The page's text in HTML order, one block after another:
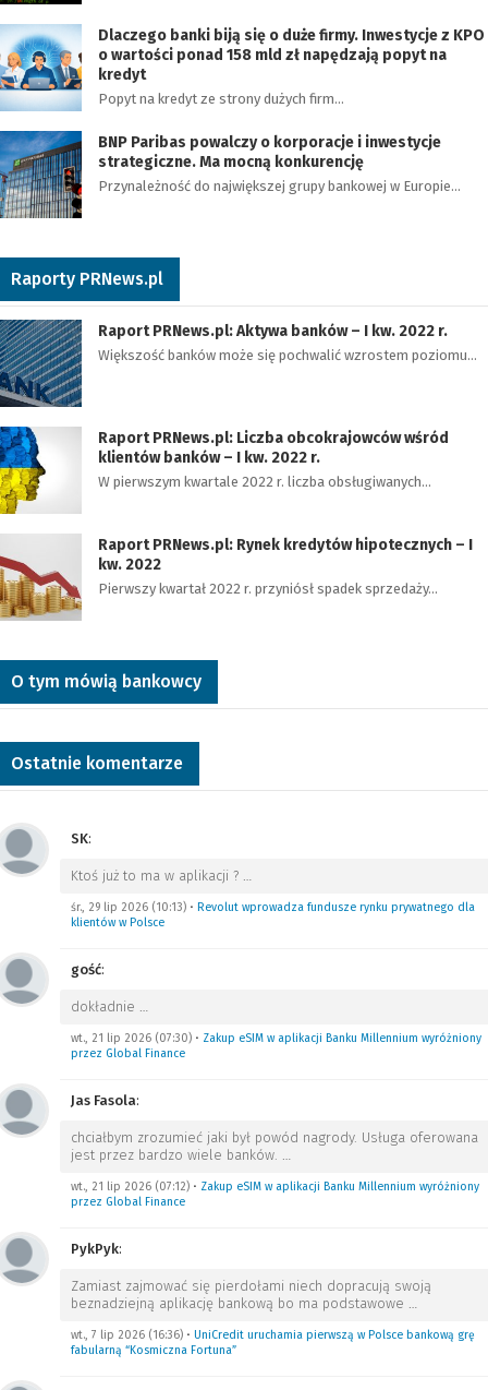
Dlaczego banki biją się o duże firmy. Inwestycje z KPO
o wartości ponad 158 mld zł napędzają popyt na
kredyt
Popyt na kredyt ze strony dużych firm…
BNP Paribas powalczy o korporacje i inwestycje
strategiczne. Ma mocną konkurencję
Przynależność do największej grupy bankowej w Europie…
Raporty PRNews.pl
Raport PRNews.pl: Aktywa banków – I kw. 2022 r.
Większość banków może się pochwalić wzrostem poziomu…
Raport PRNews.pl: Liczba obcokrajowców wśród
klientów banków – I kw. 2022 r.
W pierwszym kwartale 2022 r. liczba obsługiwanych…
Raport PRNews.pl: Rynek kredytów hipotecznych – I
kw. 2022
Pierwszy kwartał 2022 r. przyniósł spadek sprzedaży…
O tym mówią bankowcy
Ostatnie komentarze
SK:
Ktoś już to ma w aplikacji ? …
śr., 29 lip 2026 (10:13) • Revolut wprowadza fundusze rynku prywatnego dla
klientów w Polsce
gość:
dokładnie …
wt., 21 lip 2026 (07:30) • Zakup eSIM w aplikacji Banku Millennium wyróżniony
przez Global Finance
Jas Fasola:
chciałbym zrozumieć jaki był powód nagrody. Usługa oferowana
jest przez bardzo wiele banków. …
wt., 21 lip 2026 (07:12) • Zakup eSIM w aplikacji Banku Millennium wyróżniony
przez Global Finance
PykPyk:
Zamiast zajmować się pierdołami niech dopracują swoją
beznadziejną aplikację bankową bo ma podstawowe …
wt., 7 lip 2026 (16:36) • UniCredit uruchamia pierwszą w Polsce bankową grę
fabularną “Kosmiczna Fortuna”